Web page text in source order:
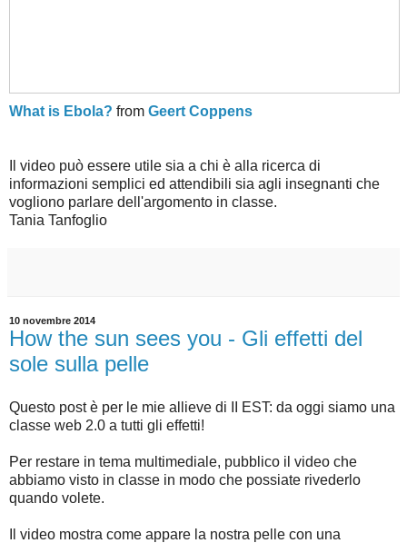
What is Ebola? from Geert Coppens
Il video può essere utile sia a chi è alla ricerca di
informazioni semplici ed attendibili sia agli insegnanti che
vogliono parlare dell'argomento in classe.
Tania Tanfoglio
10 novembre 2014
How the sun sees you - Gli effetti del
sole sulla pelle
Questo post è per le mie allieve di II EST: da oggi siamo una
classe web 2.0 a tutti gli effetti!
Per restare in tema multimediale, pubblico il video che
abbiamo visto in classe in modo che possiate rivederlo
quando volete.
Il video mostra come appare la nostra pelle con una